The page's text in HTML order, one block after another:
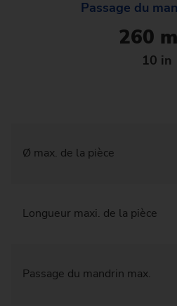
Passage du
260
10 in
Ø max. de la pièce
Longueur maxi. de la pièce
Passage du mandrin max.